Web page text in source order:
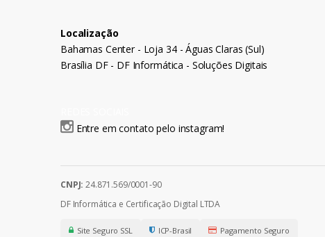
Localização
Bahamas Center - Loja 34 - Águas Claras (Sul)
Brasília DF - DF Informática - Soluções Digitais
Entre em contato pelo instagram!
CNPJ: 24.871.569/0001-90
DF Informática e Certificação Digital LTDA
Site Seguro SSL ICP-Brasil Pagamento Seguro